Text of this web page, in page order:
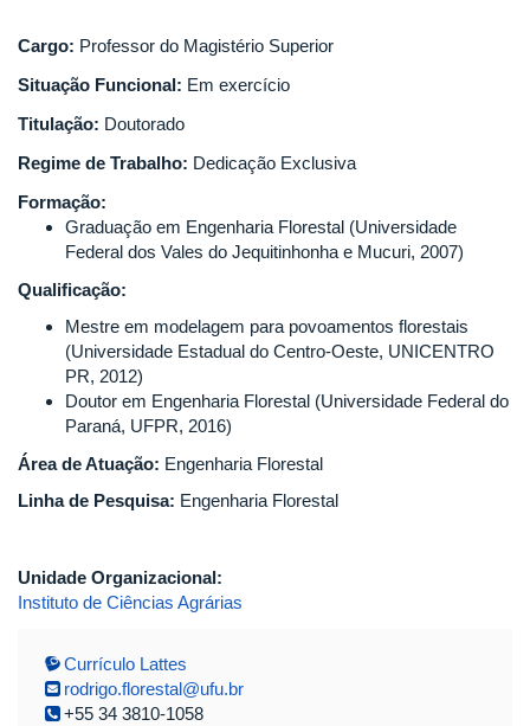
Cargo: Professor do Magistério Superior
Situação Funcional: Em exercício
Titulação: Doutorado
Regime de Trabalho: Dedicação Exclusiva
Formação:
Graduação em Engenharia Florestal (Universidade
Federal dos Vales do Jequitinhonha e Mucuri, 2007)
Qualificação:
Mestre em modelagem para povoamentos florestais
(Universidade Estadual do Centro-Oeste, UNICENTRO
PR, 2012)
Doutor em Engenharia Florestal (Universidade Federal do
Paraná, UFPR, 2016)
Área de Atuação: Engenharia Florestal
Linha de Pesquisa: Engenharia Florestal
Unidade Organizacional:
Instituto de Ciências Agrárias
Currículo Lattes
rodrigo.florestal@ufu.br
+55 34 3810-1058